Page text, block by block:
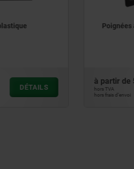
DÉTAILS
Poignées
à partir de
hors TVA
hors frais d’envoi